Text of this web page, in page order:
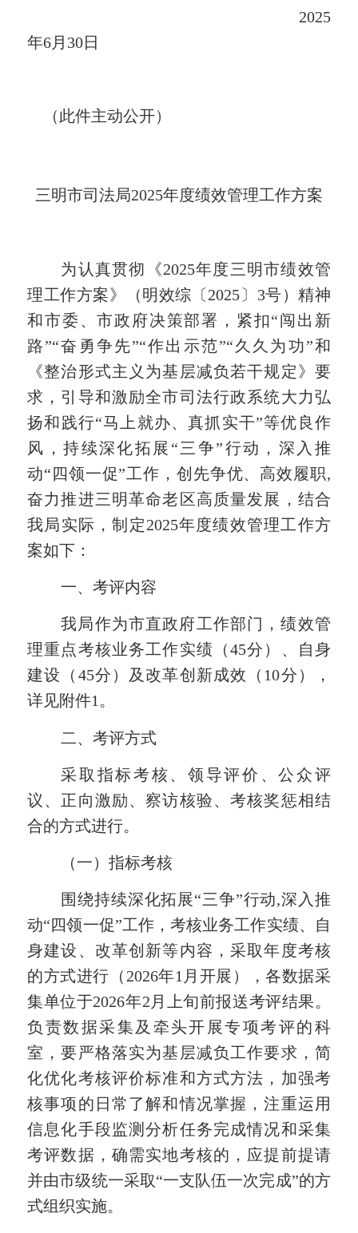
2025
年6月 30日
（此件主动公开）
三明市司法局2025年度绩效管理工作方案
为认真贯彻《2025年度三明市绩效管
理工作方案》（明效综〔2025〕3号）精神
和市委、市政府决策部署，紧扣“闯出新
路”“奋勇争先”“作出示范”“久久为功”和
《整治形式主义为基层减负若干规定》要
求，引导和激励全市司法行政系统大力弘
扬和践行“马上就办、真抓实干”等优良作
风，持续深化拓展“三争”行动，深入推
动“四领一促”工作， 创先争优、高效履职,
奋力推进三明革命老区高质量发展， 结合
我局实际，制定2025年度绩效管理工作方
案如下：
一、考评内容
我局作为市直政府工作部门，绩效管
理重点考核业务工作实绩（45分 ） 、
自身
建设（45分） 及 改革创新成效（10分）
，
详见附件1。
二、考评方式
采取指标考核、领导评价、公众评
议、正向激励、察访核验、考核奖惩相结
合的方式进行。
（一）指标考核
围绕持续深化拓展“三争”行动,深入 推
动“四领一促”工作，考核业务工作实绩、自
身建设、改革创新等内容 ， 采取年度考核
的方式进行 （ 2026年1月开展 ），各数据采
集单位于2026年2 月 上旬前报送考评结果。
负责数据采集及牵头开展专项考评的科
室，要严格落实为基层减负工作要求， 简
化优化考核评价标准和方式方法， 加强考
核事项的日常了解和情况掌握，注重运用
信息化手段监测分析任务完成情况和采集
考评数据，确需实地考核的，应提前提请
并由市级统一采取“一支队伍一次完成”的方
式组织实施。